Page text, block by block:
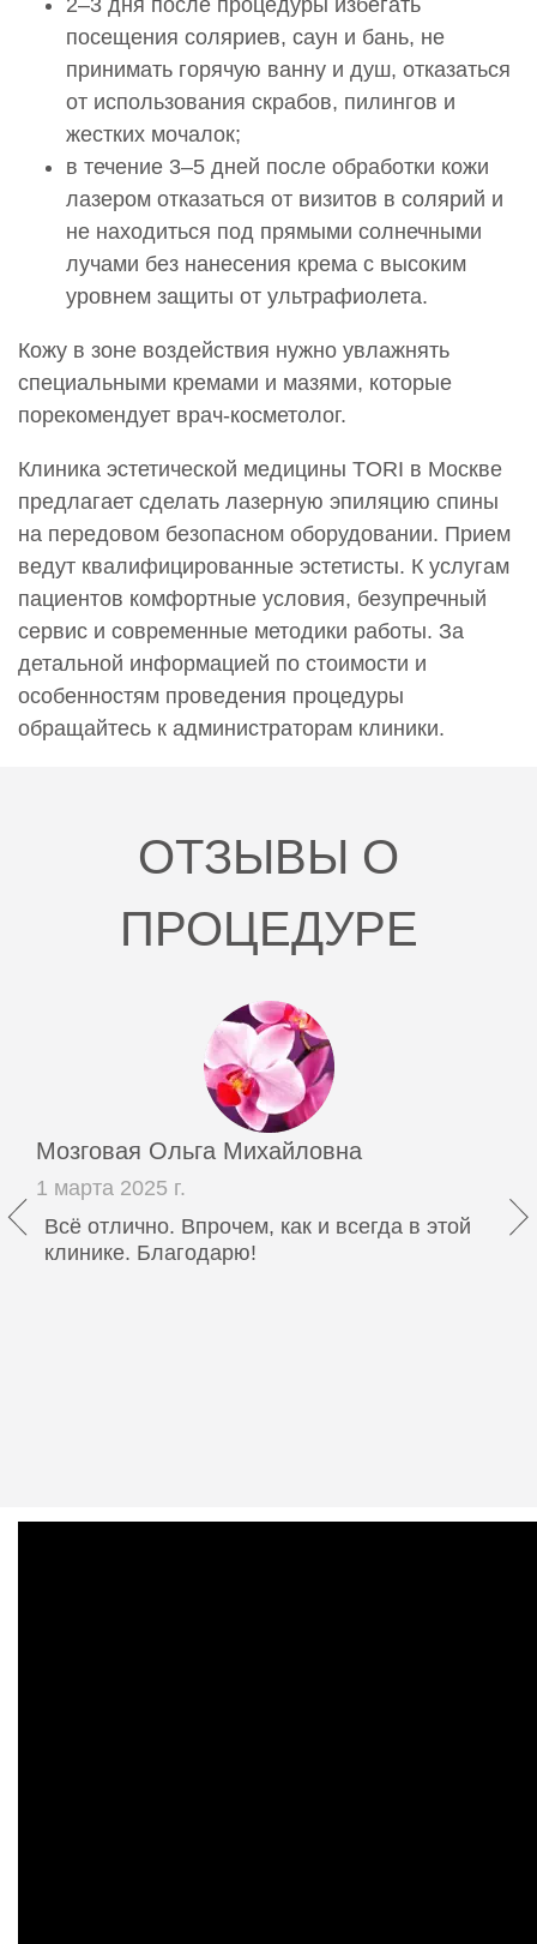
посещения соляриев, саун и бань, не
принимать горячую ванну и душ, отказаться
от использования скрабов, пилингов и
жестких мочалок;
в течение 3–5 дней после обработки кожи
лазером отказаться от визитов в солярий и
не находиться под прямыми солнечными
лучами без нанесения крема с высоким
уровнем защиты от ультрафиолета.
Кожу в зоне воздействия нужно увлажнять
специальными кремами и мазями, которые
порекомендует врач-косметолог.
Клиника эстетической медицины TORI в Москве
предлагает сделать лазерную эпиляцию спины
на передовом безопасном оборудовании. Прием
ведут квалифицированные эстетисты. К услугам
пациентов комфортные условия, безупречный
сервис и современные методики работы. За
детальной информацией по стоимости и
особенностям проведения процедуры
обращайтесь к администраторам клиники.
ОТЗЫВЫ О
ПРОЦЕДУРЕ
Мозговая Ольга Михайловна
1 марта 2025 г.
Всё отлично. Впрочем, как и всегда в этой
клинике. Благодарю!